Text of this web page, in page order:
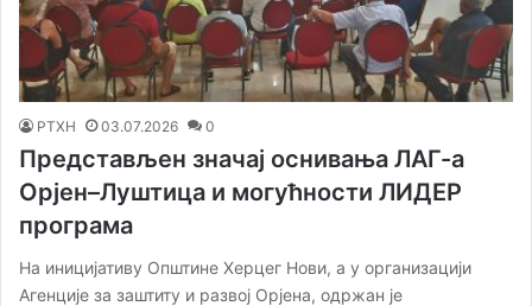
РТХН 03.07.2026 0
Представљен значај оснивања ЛАГ-а
Орјен–Луштица и могућности ЛИДЕР
програма
На иницијативу Општине Херцег Нови, а у организацији
Агенције за заштиту и развој Орјена, одржан је